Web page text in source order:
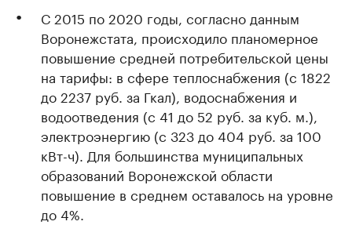
С 2015 по 2020 годы, согласно данным
Воронежстата, происходило планомерное
повышение средней потребительской цены
на тарифы: в сфере теплоснабжения (с 1822
до 2237 руб. за Гкал), водоснабжения и
водоотведения (с 41 до 52 руб. за куб. м.),
электроэнергию (с 323 до 404 руб. за 100
кВт-ч). Для большинства муниципальных
образований Воронежской области
повышение в среднем оставалось на уровне
до 4%.